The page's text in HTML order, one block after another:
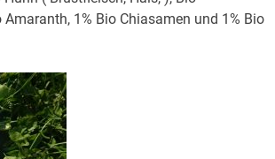
1% Bio Chiasamen und 1% Bio